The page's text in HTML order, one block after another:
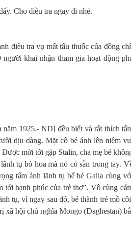
Cho điều tra ngay đi nhé.
điều tra vụ mất tẩu thuốc của đồng
khai nhận tham gia hoạt động
1925.- ND] đều biết và rất thích
dịu dàng. Mặt cô bé ánh lên niềm
mời tới gặp Stalin, cha mẹ bé
tụ bó hoa mà nó có sẵn trong tay.
tấm ảnh lãnh tụ bế bé Galia cùng
hạnh phúc của trẻ thơ”. Vô cùng
tụ, vì ngay sau đó, bé thành trẻ mồ
xã hội chủ nghĩa Mongo (Daghestan)